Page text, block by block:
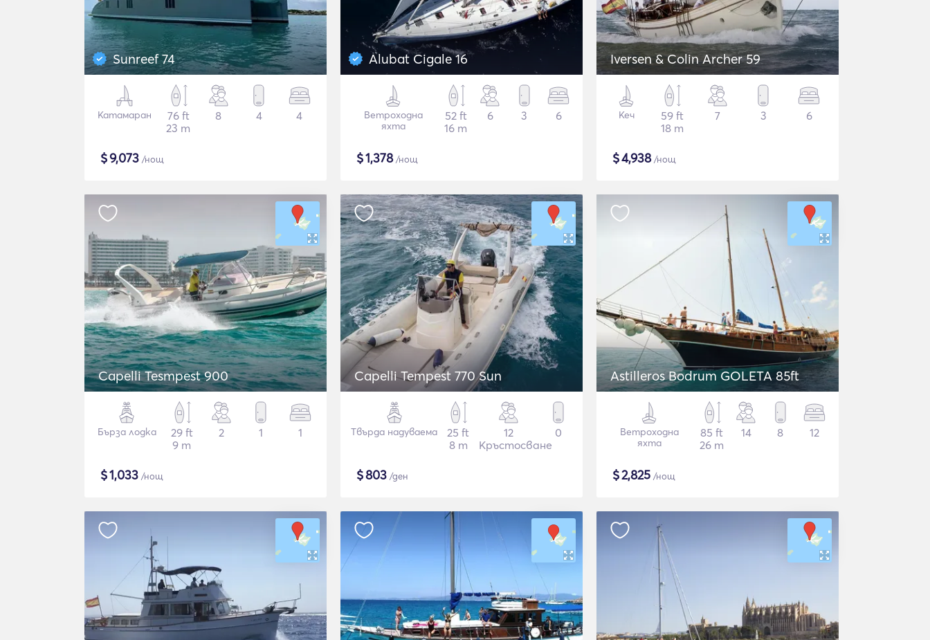
Sunreef 74
Катамаран
76 ft
23 m
8 4 4
$9,073 /нощ
Alubat Cigale 16
Ветроходна
яхта
52 ft
16 m
6 3 6
$1,378/нощ
Iversen & Colin Archer 59
Кеч
59 ft
18 m
7 3 6
$4,938/нощ
Capelli Tesmpest 900
Бърза лодка
29 ft
9 m
2 1 1
$1,033 /нощ
Capelli Tempest 770 Sun
Твърда надуваема
25 ft
8 m
12
Кръстосване
0
$803 /ден
Astilleros Bodrum GOLETA 85ft
Ветроходна
яхта
85 ft
26 m
14 8 12
$2,825 /нощ